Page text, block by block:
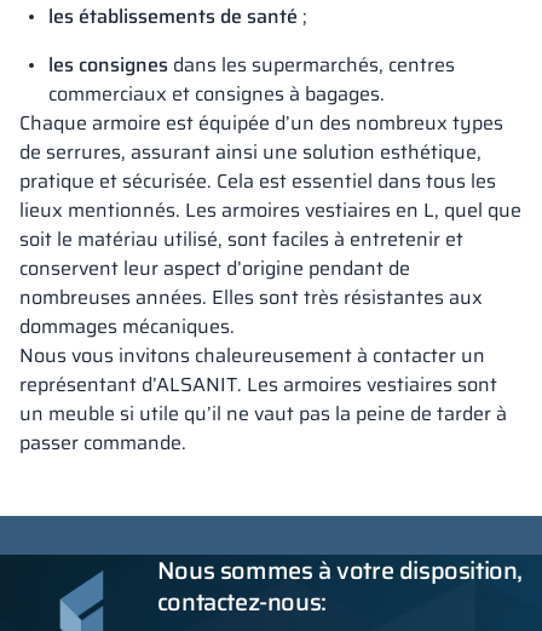
les établissements de santé ;
les consignes dans les supermarchés, centres
commerciaux et consignes à bagages.
Chaque armoire est équipée d’un des nombreux types
de serrures, assurant ainsi une solution esthétique,
pratique et sécurisée. Cela est essentiel dans tous les
lieux mentionnés. Les armoires vestiaires en L, quel que
soit le matériau utilisé, sont faciles à entretenir et
conservent leur aspect d’origine pendant de
nombreuses années. Elles sont très résistantes aux
dommages mécaniques.
Nous vous invitons chaleureusement à contacter un
représentant d’ALSANIT. Les armoires vestiaires sont
un meuble si utile qu’il ne vaut pas la peine de tarder à
passer commande.
Nous sommes à votre disposition,
contactez-nous: